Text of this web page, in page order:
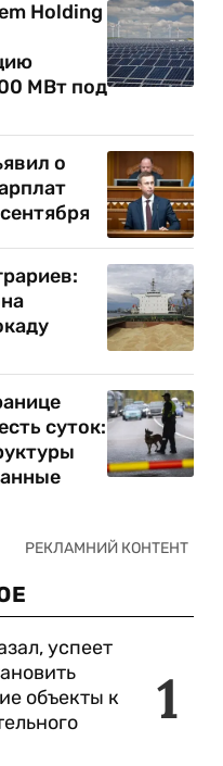
Holding
МВт под
о
суток:
1
успеет
объекты к